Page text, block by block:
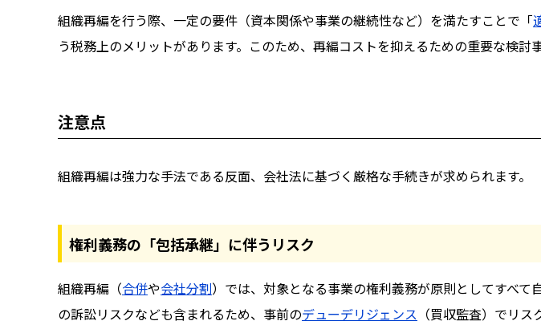
組織再編を行う際、一定の要件（資本関係や事業の継続性など）を満たすことで「
う税務上のメリットがあります。このため、再編コストを抑えるための重要な検討
注意点
組織再編は強力な手法である反面、会社法に基づく厳格な手続きが求められます。
権利義務の「包括承継」に伴うリスク
組織再編（合併や会社分割）では、対象となる事業の権利義務が原則としてすべ
の訴訟リスクなども含まれるため、事前のデューデリジェンス （買収監査）でリ